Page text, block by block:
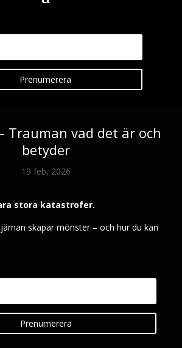
Prenumerera
Trauman vad det är och
betyder
19 feb, 2026
stora katastrofer.
skapar mönster – och hur du kan
Prenumerera